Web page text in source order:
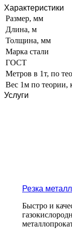
Характеристики
Размер, мм
Длина, м
Толщина, мм
Марка стали
ГОСТ
Метров в 1т, по
Вес 1м по теории,
Услуги
Резка
Быстро и